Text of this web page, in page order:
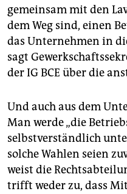
Betriebsrät*innen
Kündigungsschutz.
gemeinsam mit den
dem Weg sind, einen
das Unternehmen in
sagt
der IG BCE über die
Und auch aus dem
Man werde „die
selbstverständlich
solche Wahlen seien
weist die
trifft weder zu, dass